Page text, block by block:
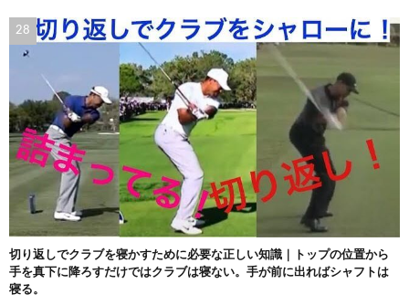
切り返しでクラブを寝かすために必要な正しい知識｜トップの位置から
手を真下に降ろすだけではクラブは寝ない。手が前に出ればシャフトは
寝る。